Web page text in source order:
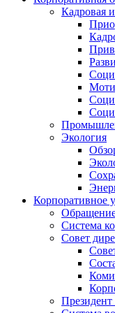
Кадровая
Экология
Корпоративное
Обращение
Система
Совет